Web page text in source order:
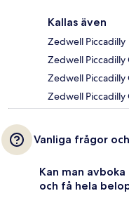
Kallas även
Zedwell Piccadilly
Zedwell Piccadilly
Zedwell Piccadilly
Zedwell Piccadilly
Vanliga frågor
Kan man
och få hela